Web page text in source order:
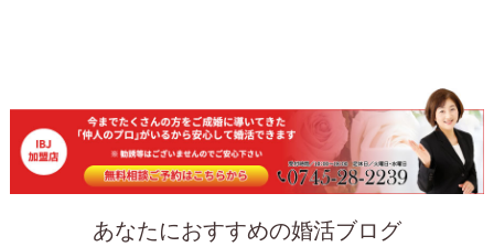
あなたにおすすめの婚活ブログ